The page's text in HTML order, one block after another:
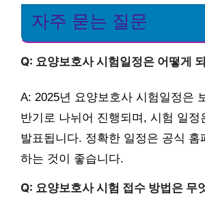
자주 묻는 질문
Q: 요양보호사 시험일정은 어떻게
A: 2025년 요양보호사 시험일정은
반기로 나뉘어 진행되며, 시험 일정
발표됩니다. 정확한 일정은 공식 홈
하는 것이 좋습니다.
Q: 요양보호사 시험 접수 방법은 무